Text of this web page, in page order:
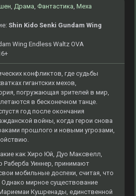
, Драма, Фантастика, Меха
Shin Kido Senki Gundam Wing
Wing Endless Waltz OVA
конфликтов, где судьбы
гигантских мехов,
погружающая зрителей в мир,
в бесконечном танце.
год после окончания
войны, когда герои снова
прошлого и новыми угрозами,
как Хиро Юй, Дуо Максвелл,
Раберба Уиннер, принимают
мобильные доспехи, считая, что
мирное существование
Кушренады, единственной